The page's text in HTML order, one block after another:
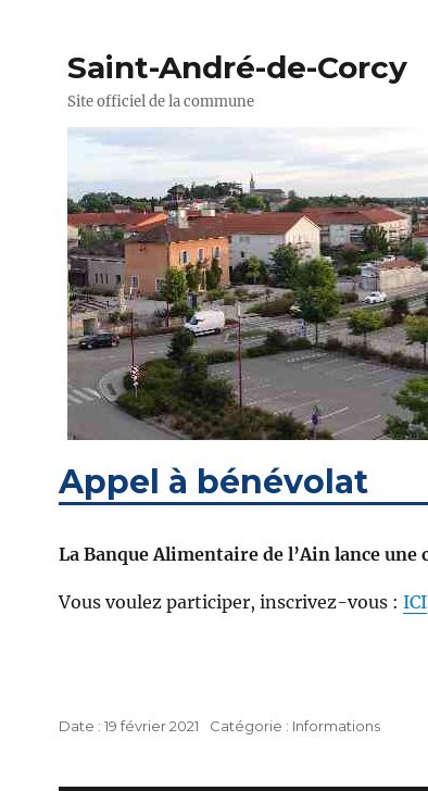
Saint-André-de-Corcy
Site officiel de la commune
Appel à bénévolat
La Banque Alimentaire de l’Ain lance
Vous voulez participer, inscrivez-vous : ICI
Publié
19 février 2021 Catégories
Informations